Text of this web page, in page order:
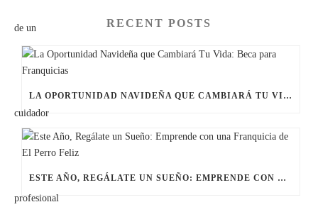
RECENT POSTS
LA OPORTUNIDAD NAVIDEÑA QUE CAMBIARÁ TU VIDA: BECA PARA FRANQUICIAS
ESTE AÑO, REGÁLATE UN SUEÑO: EMPRENDE CON UNA FRANQUICIA DE EL PERRO FELIZ